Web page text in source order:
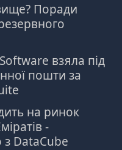
Поради
взяла під
пошти за
на ринок
-
DataCube